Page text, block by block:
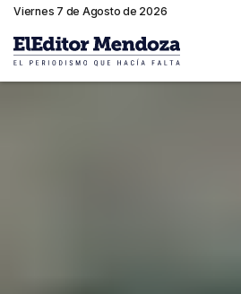
Viernes 7 de Agosto de 2026